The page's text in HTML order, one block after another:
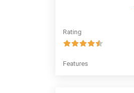
Rating
Features